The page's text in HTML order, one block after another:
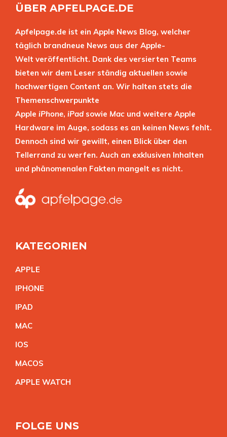
ÜBER APFELPAGE.DE
Apfelpage.de ist ein Apple News Blog, welcher
täglich brandneue News aus der Apple-
Welt veröffentlicht. Dank des versierten Teams
bieten wir dem Leser ständig aktuellen sowie
hochwertigen Content an. Wir halten stets die
Themenschwerpunkte
Apple iPhone, iPad sowie Mac und weitere Apple
Hardware im Auge, sodass es an keinen News fehlt.
Dennoch sind wir gewillt, einen Blick über den
Tellerrand zu werfen. Auch an exklusiven Inhalten
und phänomenalen Fakten mangelt es nicht.
KATEGORIEN
APPLE
IPHONE
IPAD
MAC
IOS
MACOS
APPLE WATCH
FOLGE UNS